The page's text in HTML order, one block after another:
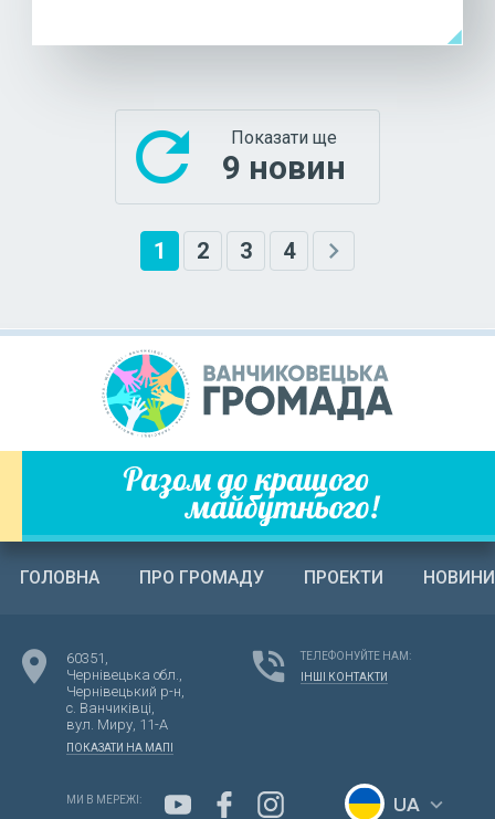
arrow_left
refresh Показати ще
9 новин
1 2 3 4 chevron_right
ГОЛОВНА ПРО ГРОМАДУ ПРОЕКТИ НОВИНИ
location_on
60351,
Чернівецька обл.,
Чернівецький р-н,
с. Ванчиківці,
вул. Миру, 11-А
ПОКАЗАТИ НА МАПІ
phone_in_talk
ТЕЛЕФОНУЙТЕ НАМ:
ІНШІ КОНТАКТИ
МИ В МЕРЕЖІ: UA keyboard_arrow_down